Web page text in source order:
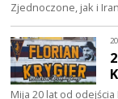
Zjednoczone, jak i
Mija 20 lat od